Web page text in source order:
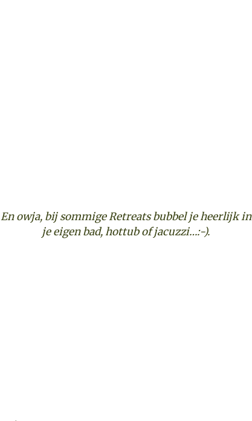
En owja, bij sommige Retreats bubbel je heerlijk in
je eigen bad, hottub of jacuzzi…:-).